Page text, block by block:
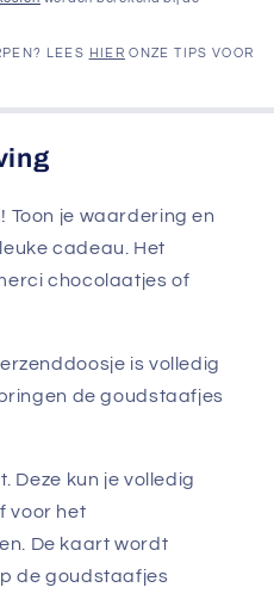
LEES HIER ONZE TIPS VOOR
Toon je waardering en
cadeau. Het
chocolaatjes of
is volledig
de goudstaafjes
Deze kun je volledig
voor het
De kaart wordt
de goudstaafjes